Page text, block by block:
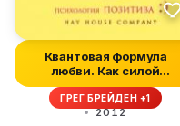
Квантовая формула
любви. Как силой
сознания сохран...
ГРЕГ БРЕЙДЕН +1
2012